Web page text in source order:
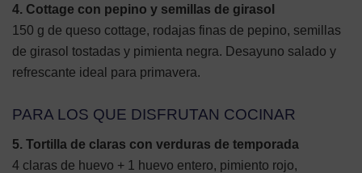
4. Cottage con pepino y semillas de girasol
150 g de queso cottage, rodajas finas de pepino, semillas
de girasol tostadas y pimienta negra. Desayuno salado y
refrescante ideal para primavera.
PARA LOS QUE DISFRUTAN COCINAR
5. Tortilla de claras con verduras de temporada
4 claras de huevo + 1 huevo entero, pimiento rojo,